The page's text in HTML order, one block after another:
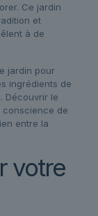
Ce jardin
et
à de
jardin pour
ingrédients de
Découvrir le
conscience de
entre la
votre